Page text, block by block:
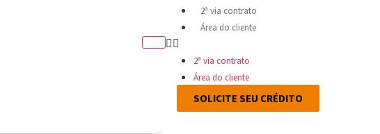
2ª via contrato
Área do cliente
2ª via contrato
Área do cliente
SOLICITE SEU CRÉDITO